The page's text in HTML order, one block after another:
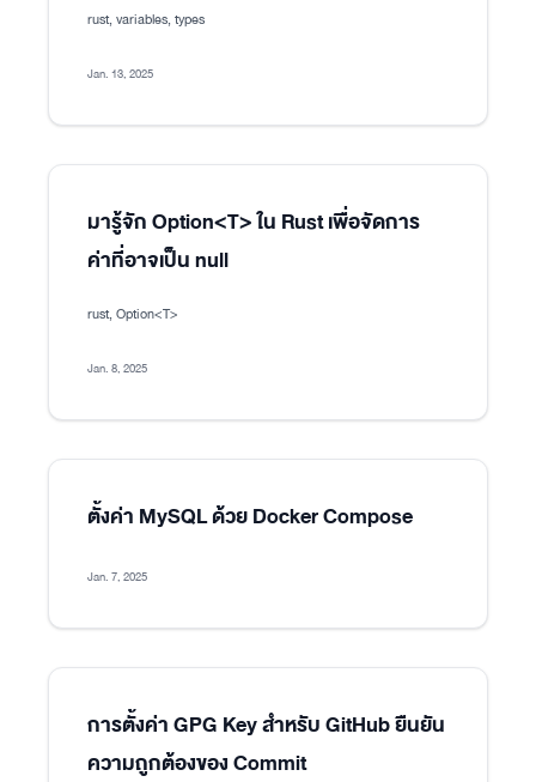
rust, variables, types
Jan. 13, 2025
มารู้จัก Option<T> ใน Rust เพื่อจัดการ
ค่าที่อาจเป็น null
rust, Option<T>
Jan. 8, 2025
ตั้งค่า MySQL ด้วย Docker Compose
Jan. 7, 2025
การตั้งค่า GPG Key สำหรับ GitHub ยืนยัน
ความถูกต้องของ Commit